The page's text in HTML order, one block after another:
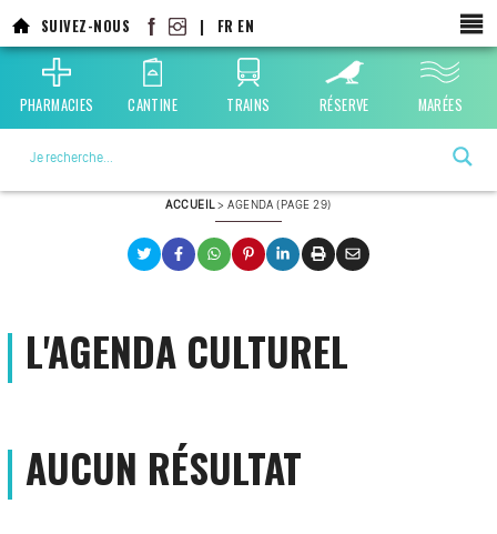
au
contenu
principal
SUIVEZ-NOUS | FR EN
PHARMACIES CANTINE TRAINS RÉSERVE MARÉES
ACCUEIL>AGENDA (PAGE 29)
L'AGENDA CULTUREL
AUCUN RÉSULTAT